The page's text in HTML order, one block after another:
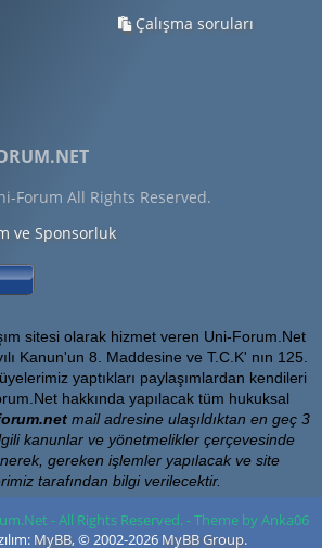
Çalışma soruları
Forum All Rights Reserved.
ve Sponsorluk
sitesi olarak hizmet veren Uni-Forum.Net
Kanun'un 8. Maddesine ve T.C.K' nın 125.
yaptıkları paylaşımlardan kendileri
hakkında yapılacak tüm hukuksal
mail adresine ulaşıldıktan en geç 3
kanunlar ve yönetmelikler çerçevesinde
gereken işlemler yapılacak ve site
tarafından bilgi verilecektir.
- All Rights Reserved. - Theme by Anka06
MyBB, © 2002-2026 MyBB Group.